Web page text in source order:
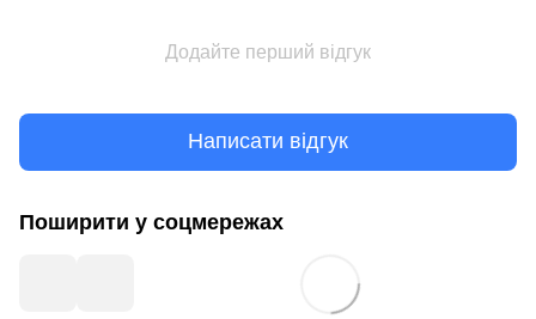
Додайте перший відгук
Написати відгук
Поширити у соцмережах